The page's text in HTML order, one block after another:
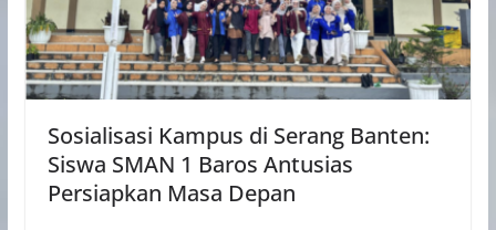
Sosialisasi Kampus di Serang Banten:
Siswa SMAN 1 Baros Antusias
Persiapkan Masa Depan